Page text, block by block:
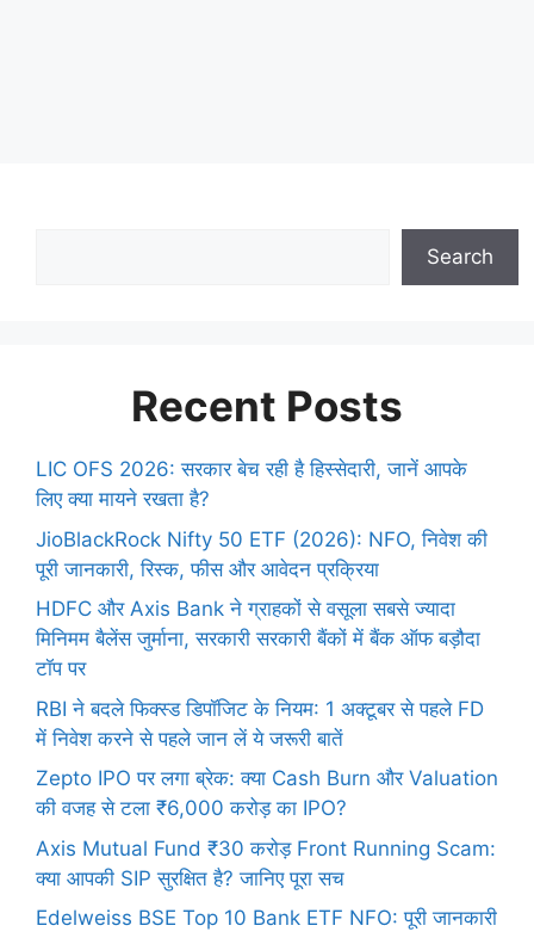
Search
Recent Posts
LIC OFS 2026: सरकार बेच रही है हिस्सेदारी, जानें आपके
लिए क्या मायने रखता है?
JioBlackRock Nifty 50 ETF (2026): NFO, निवेश की
पूरी जानकारी, रिस्क, फीस और आवेदन प्रक्रिया
HDFC और Axis Bank ने ग्राहकों से वसूला सबसे ज्यादा
मिनिमम बैलेंस जुर्माना, सरकारी सरकारी बैंकों में बैंक ऑफ बड़ौदा
टॉप पर
RBI ने बदले फिक्स्ड डिपॉजिट के नियम: 1 अक्टूबर से पहले FD
में निवेश करने से पहले जान लें ये जरूरी बातें
Zepto IPO पर लगा ब्रेक: क्या Cash Burn और Valuation
की वजह से टला ₹6,000 करोड़ का IPO?
Axis Mutual Fund ₹30 करोड़ Front Running Scam:
क्या आपकी SIP सुरक्षित है? जानिए पूरा सच
Edelweiss BSE Top 10 Bank ETF NFO: पूरी जानकारी